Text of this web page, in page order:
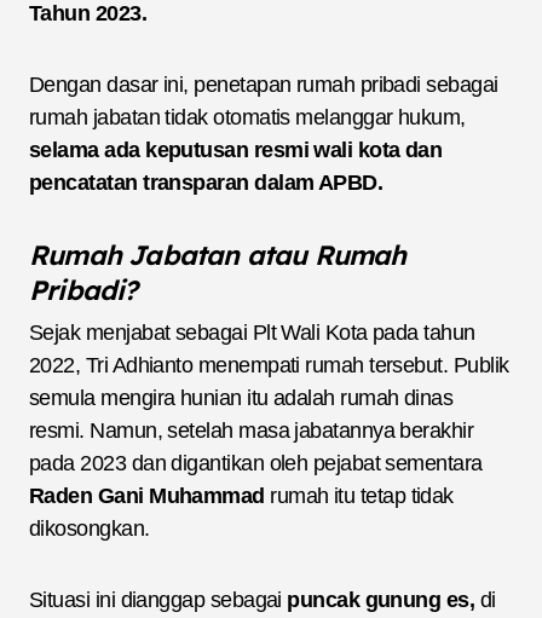
Tahun 2023.
Dengan dasar ini, penetapan rumah pribadi sebagai
rumah jabatan tidak otomatis melanggar hukum,
selama ada keputusan resmi wali kota dan
pencatatan transparan dalam APBD.
Rumah Jabatan atau Rumah
Pribadi?
Sejak menjabat sebagai Plt Wali Kota pada tahun
2022, Tri Adhianto menempati rumah tersebut. Publik
semula mengira hunian itu adalah rumah dinas
resmi. Namun, setelah masa jabatannya berakhir
pada 2023 dan digantikan oleh pejabat sementara
Raden Gani Muhammad rumah itu tetap tidak
dikosongkan.
Situasi ini dianggap sebagai puncak gunung es, di